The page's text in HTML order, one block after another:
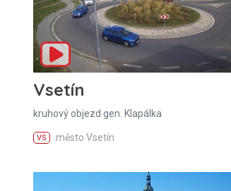
Vsetín
kruhový objezd gen. Klapálka
VS město Vsetín